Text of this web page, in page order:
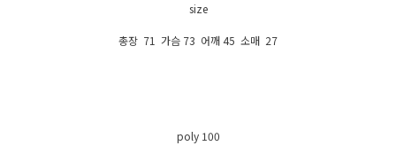
size
총장 71 가슴 73 어깨 45 소매 27
poly 100